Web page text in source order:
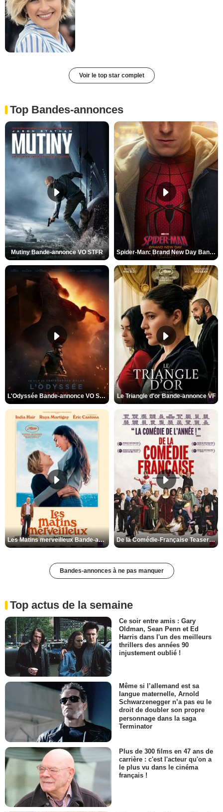
Voir le top star complet
Top Bandes-annonces
Mutiny Bande-annonce VO STFR Spider-Man: Brand New Day Bande-annonce VO STFR
L'Odyssée Bande-annonce VO STFR Le Triangle d'or Bande-annonce VF
Les Matins merveilleux Bande-annonce VF De la Comédie-Française Teaser VF
Bandes-annonces à ne pas manquer
Top actus de la semaine
Ce soir entre amis : Gary
Oldman, Sean Penn et Ed
Harris dans l'un des meilleurs
thrillers des années 90
injustement oublié !
Même si l’allemand est sa
langue maternelle, Arnold
Schwarzenegger n’a pas eu le
droit de doubler son propre
personnage dans la saga
Terminator
Plus de 300 films en 47 ans de
carrière : c'est l'acteur qu'on a
le plus vu dans le cinéma
français !